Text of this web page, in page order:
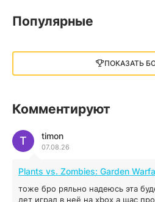
13 ГБ 2025
illWill
04.12.2025
MAFIA: THE OLD
44.98 ГБ 2025
04.12.2025
Популярные
ПОКАЗАТЬ
Комментируют
timon
07.08.26
T
Plants vs. Zombies: Garden
тоже бро ряльно надеюсь эта
лет играл в неё на xbox а щас